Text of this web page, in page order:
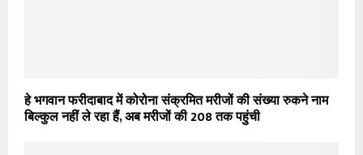
हे भगवान फरीदाबाद में कोरोना संक्रमित मरीजों की संख्या रुकने नाम
बिल्कुल नहीं ले रहा हैं, अब मरीजों की 208 तक पहुंची